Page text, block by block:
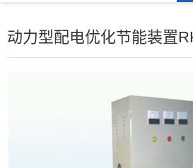
动力型配电优化节能装置